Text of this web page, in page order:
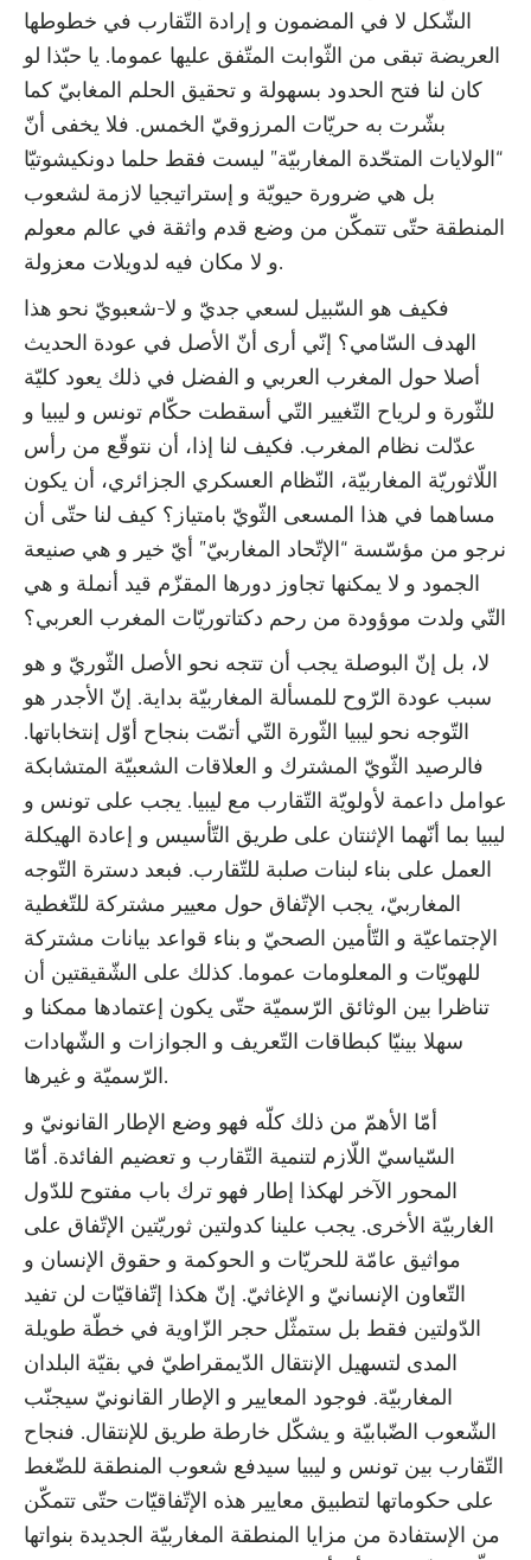
الشّكل لا في المضمون و إرادة التّقارب في خطوطها
العريضة تبقى من الثّوابت المتّفق عليها عموما. يا حبّذا لو
كان لنا فتح الحدود بسهولة و تحقيق الحلم المغابيّ كما
بشّرت به حريّات المرزوقيّ الخمس. فلا يخفى أنّ
“الولايات المتحّدة المغاربيّة” ليست فقط حلما دونكيشوتيّا
بل هي ضرورة حيويّة و إستراتيجيا لازمة لشعوب
المنطقة حتّى تتمكّن من وضع قدم واثقة في عالم معولم
و لا مكان فيه لدويلات معزولة.
فكيف هو السّبيل لسعي جديّ و لا-شعبويّ نحو هذا
الهدف السّامي؟ إنّي أرى أنّ الأصل في عودة الحديث
أصلا حول المغرب العربي و الفضل في ذلك يعود كليّة
للثّورة و لرياح التّغيير التّي أسقطت حكّام تونس و ليبيا و
عدّلت نظام المغرب. فكيف لنا إذا، أن نتوقّع من رأس
اللّاثوريّة المغاربيّة، النّظام العسكري الجزائري، أن يكون
مساهما في هذا المسعى الثّويّ بامتياز؟ كيف لنا حتّى أن
نرجو من مؤسّسة “الإتّحاد المغاربيّ” أيّ خير و هي صنيعة
الجمود و لا يمكنها تجاوز دورها المقزّم قيد أنملة و هي
التّي ولدت موؤودة من رحم دكتاتوريّات المغرب العربي؟
لا، بل إنّ البوصلة يجب أن تتجه نحو الأصل الثّوريّ و هو
سبب عودة الرّوح للمسألة المغاربيّة بداية. إنّ الأجدر هو
التّوجه نحو ليبيا الثّورة التّي أتمّت بنجاح أوّل إنتخاباتها.
فالرصيد الثّويّ المشترك و العلاقات الشعبيّة المتشابكة
عوامل داعمة لأولويّة التّقارب مع ليبيا. يجب على تونس و
ليبيا بما أنّهما الإثنتان على طريق التّأسيس و إعادة الهيكلة
العمل على بناء لبنات صلبة للتّقارب. فبعد دسترة التّوجه
المغاربيّ، يجب الإتّفاق حول معيير مشتركة للتّغطية
الإجتماعيّة و التّأمين الصحيّ و بناء قواعد بيانات مشتركة
للهويّات و المعلومات عموما. كذلك على الشّقيقتين أن
تناظرا بين الوثائق الرّسميّة حتّى يكون إعتمادها ممكنا و
سهلا بينيّا كبطاقات التّعريف و الجوازات و الشّهادات
الرّسميّة و غيرها.
أمّا الأهمّ من ذلك كلّه فهو وضع الإطار القانونيّ و
السّياسيّ اللّازم لتنمية التّقارب و تعضيم الفائدة. أمّا
المحور الآخر لهكذا إطار فهو ترك باب مفتوح للدّول
الغاربيّة الأخرى. يجب علينا كدولتين ثوريّتين الإتّفاق على
مواثيق عامّة للحريّات و الحوكمة و حقوق الإنسان و
التّعاون الإنسانيّ و الإغاثيّ. إنّ هكذا إتّفاقيّات لن تفيد
الدّولتين فقط بل ستمثّل حجر الزّاوية في خطّة طويلة
المدى لتسهيل الإنتقال الدّيمقراطيّ في بقيّة البلدان
المغاربيّة. فوجود المعايير و الإطار القانونيّ سيجنّب
الشّعوب الضّبابيّة و يشكّل خارطة طريق للإنتقال. فنجاح
التّقارب بين تونس و ليبيا سيدفع شعوب المنطقة للضّغط
على حكوماتها لتطبيق معايير هذه الإتّفاقيّات حتّى تتمكّن
من الإستفادة من مزايا المنطقة المغاربيّة الجديدة بنواتها